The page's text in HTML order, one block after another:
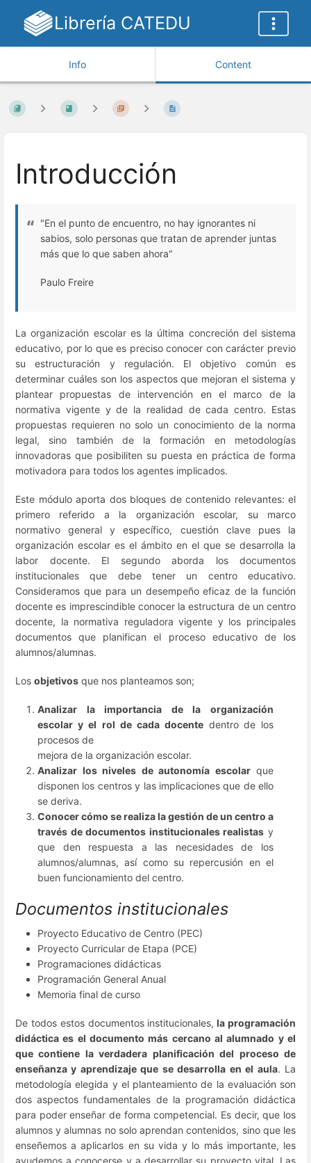
Librería CATEDU
Info Content
Introducción
"En el punto de encuentro, no hay ignorantes ni
sabios, solo personas que tratan de aprender juntas
más que lo que saben ahora"
Paulo Freire
La organización escolar es la última concreción del sistema
educativo, por lo que es preciso conocer con carácter previo
su estructuración y regulación. El objetivo común es
determinar cuáles son los aspectos que mejoran el sistema y
plantear propuestas de intervención en el marco de la
normativa vigente y de la realidad de cada centro. Estas
propuestas requieren no solo un conocimiento de la norma
legal, sino también de la formación en metodologías
innovadoras que posibiliten su puesta en práctica de forma
motivadora para todos los agentes implicados.
Este módulo aporta dos bloques de contenido relevantes: el
primero referido a la organización escolar, su marco
normativo general y específico, cuestión clave pues la
organización escolar es el ámbito en el que se desarrolla la
labor docente. El segundo aborda los documentos
institucionales que debe tener un centro educativo.
Consideramos que para un desempeño eficaz de la función
docente es imprescindible conocer la estructura de un centro
docente, la normativa reguladora vigente y los principales
documentos que planifican el proceso educativo de los
alumnos/alumnas.
Los objetivos que nos planteamos son;
Analizar la importancia de la organización
escolar y el rol de cada docente dentro de los
procesos de
mejora de la organización escolar.
Analizar los niveles de autonomía escolarque
disponen los centros y las implicaciones que de ello
se deriva.
Conocer cómo se realiza la gestión de un centro a
través de documentos institucionales realistas y
que den respuesta a las necesidades de los
alumnos/alumnas, así como su repercusión en el
buen funcionamiento del centro.
Documentos institucionales
Proyecto Educativo de Centro (PEC)
Proyecto Curricular de Etapa (PCE)
Programaciones didácticas
Programación General Anual
Memoria final de curso
De todos estos documentos institucionales, la programación
didáctica es el documento más cercano al alumnado y el
que contiene la verdadera planificación del proceso de
enseñanza y aprendizaje que se desarrolla en el aula. La
metodología elegida y el planteamiento de la evaluación son
dos aspectos fundamentales de la programación didáctica
para poder enseñar de forma competencial. Es decir, que los
alumnos y alumnas no solo aprendan contenidos, sino que les
enseñemos a aplicarlos en su vida y lo más importante, les
ayudemos a conocerse y a desarrollar su proyecto vital. Las